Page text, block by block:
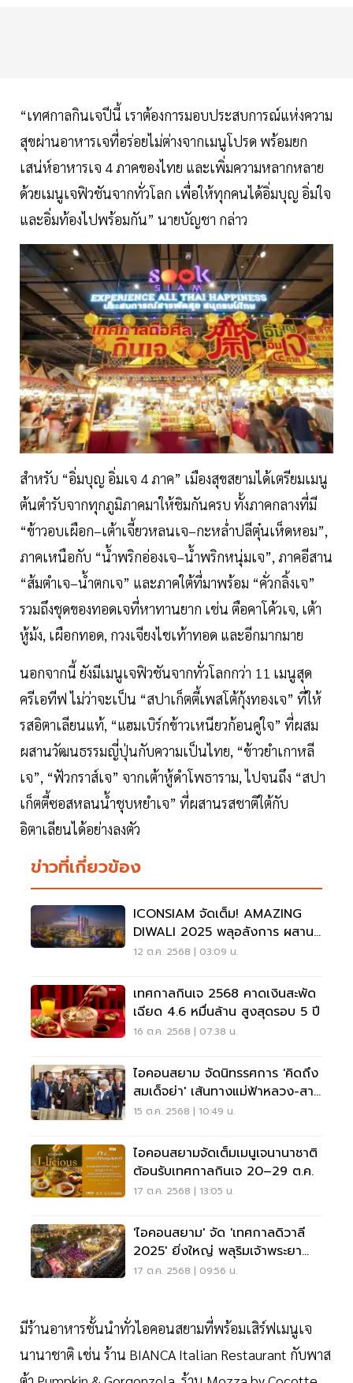
“เทศกาลกินเจปีนี้ เราต้องการมอบประสบการณ์แห่งความ
สุขผ่านอาหารเจที่อร่อยไม่ต่างจากเมนูโปรด พร้อมยก
เสน่ห์อาหารเจ 4 ภาคของไทย และเพิ่มความหลากหลาย
ด้วยเมนูเจฟิวชันจากทั่วโลก เพื่อให้ทุกคนได้อิ่มบุญ อิ่มใจ
และอิ่มท้องไปพร้อมกัน” นายบัญชา กล่าว
สำหรับ “อิ่มบุญ อิ่มเจ 4 ภาค” เมืองสุขสยามได้เตรียมเมนู
ต้นตำรับจากทุกภูมิภาคมาให้ชิมกันครบ ทั้งภาคกลางที่มี
“ข้าวอบเผือก–เต้าเจี้ยวหลนเจ–กะหล่ำปลีตุ๋นเห็ดหอม”,
ภาคเหนือกับ “น้ำพริกอ่องเจ–น้ำพริกหนุ่มเจ”, ภาคอีสาน
“ส้มตำเจ–น้ำตกเจ” และภาคใต้ที่มาพร้อม “คั่วกลิ้งเจ”
รวมถึงชุดของทอดเจที่หาทานยาก เช่น ตือคาโค้วเจ, เต้า
หู้ม้ง, เผือกทอด, กวงเจียงไชเท้าทอด และอีกมากมาย
นอกจากนี้ ยังมีเมนูเจฟิวชันจากทั่วโลกกว่า 11 เมนูสุด
ครีเอทีฟ ไม่ว่าจะเป็น “สปาเก็ตตี้เพสโต้กุ้งทองเจ” ที่ให้
รสอิตาเลียนแท้, “แฮมเบิร์กข้าวเหนียวก้อนคู่ใจ” ที่ผสม
ผสานวัฒนธรรมญี่ปุ่นกับความเป็นไทย, “ข้าวยำเกาหลี
เจ”, “ฟัวกราส์เจ” จากเต้าหู้ดำโพธาราม, ไปจนถึง “สปา
เก็ตตี้ซอสหลนน้ำชุบหยำเจ” ที่ผสานรสชาติใต้กับ
อิตาเลียนได้อย่างลงตัว
ข่าวที่เกี่ยวข้อง
ICONSIAM จัดเต็ม! AMAZING
DIWALI 2025 พลุอลังการ ผสาน
แรป F.HERO
12 ต.ค. 2568 | 03:09 น.
เทศกาลกินเจ 2568 คาดเงินสะพัด
เฉียด 4.6 หมื่นล้าน สูงสุดรอบ 5 ปี
16 ต.ค. 2568 | 07:38 น.
ไอคอนสยาม จัดนิทรรศการ 'คิดถึง
สมเด็จย่า' เส้นทางแม่ฟ้าหลวง-สาน
ต่อปณิธาน
15 ต.ค. 2568 | 10:49 น.
ไอคอนสยามจัดเต็มเมนูเจนานาชาติ
ต้อนรับเทศกาลกินเจ 20–29 ต.ค.
17 ต.ค. 2568 | 13:05 น.
'ไอคอนสยาม' จัด 'เทศกาลดิวาลี
2025' ยิ่งใหญ่ พลุริมเจ้าพระยา
ครั้งแรก
17 ต.ค. 2568 | 09:56 น.
มีร้านอาหารชั้นนำทั่วไอคอนสยามที่พร้อมเสิร์ฟเมนูเจ
นานาชาติ เช่น ร้าน BIANCA Italian Restaurant กับพาส